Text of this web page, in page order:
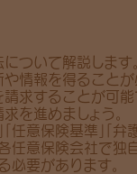
ついて解説します。
情報を得ることが
求することが可能
を進めましょう。
」「任意保険基準 」「弁
各任意保険会社で
必要があります。